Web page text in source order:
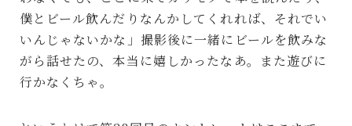
僕とビール飲んだりなんかしてくれれば、それでい
いんじゃないかな」撮影後に一緒にビールを飲みな
がら話せたの、本当に嬉しかったなあ。また遊びに
行かなくちゃ。